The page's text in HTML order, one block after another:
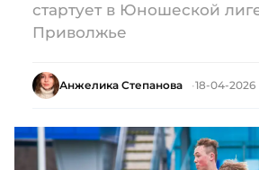
стартует в Юношеской
Приволжье
Анжелика Степанова 18-04-2026